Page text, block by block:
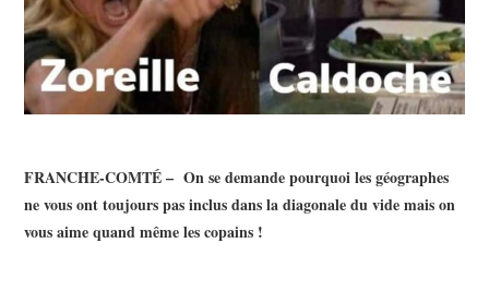
FRANCHE-COMTÉ – On se demande pourquoi les géographes
ne vous ont toujours pas inclus dans la diagonale du vide mais on
vous aime quand même les copains !